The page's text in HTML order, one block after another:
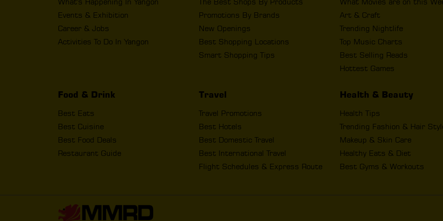
Events & Exhibition
Career & Jobs
Activities To Do In Yangon
Promotions By Brands
New Openings
Best Shopping Locations
Smart Shopping Tips
Art & Craft
Trending Nightlife
Top Music Charts
Best Selling Reads
Hottest Games
Food & Drink
Best Eats
Best Cuisine
Best Food Deals
Restaurant Guide
Travel
Travel Promotions
Best Hotels
Best Domestic Travel
Best International Travel
Flight Schedules & Express Route
Health & Beauty
Health Tips
Trending Fashion & Hair
Makeup & Skin Care
Healthy Eats & Diet
Best Gyms & Workouts